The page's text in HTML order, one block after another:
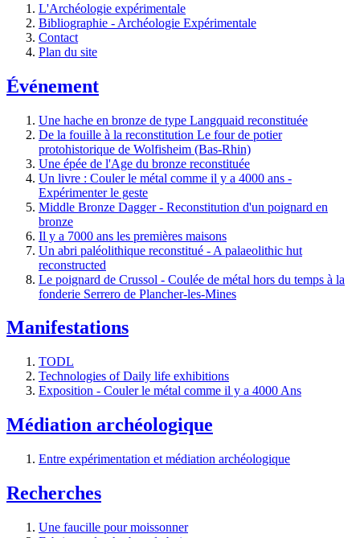
L'Archéologie expérimentale
Bibliographie - Archéologie Expérimentale
Contact
Plan du site
Événement
Une hache en bronze de type Langquaid reconstituée
De la fouille à la reconstitution Le four de potier
protohistorique de Wolfisheim (Bas-Rhin)
Une épée de l'Age du bronze reconstituée
Un livre : Couler le métal comme il y a 4000 ans -
Expérimenter le geste
Middle Bronze Dagger - Reconstitution d'un poignard en
bronze
Il y a 7000 ans les premières maisons
Un abri paléolithique reconstitué - A palaeolithic hut
reconstructed
Le poignard de Crussol - Coulée de métal hors du temps à la
fonderie Serrero de Plancher-les-Mines
Manifestations
TODL
Technologies of Daily life exhibitions
Exposition - Couler le métal comme il y a 4000 Ans
Médiation archéologique
Entre expérimentation et médiation archéologique
Recherches
Une faucille pour moissonner